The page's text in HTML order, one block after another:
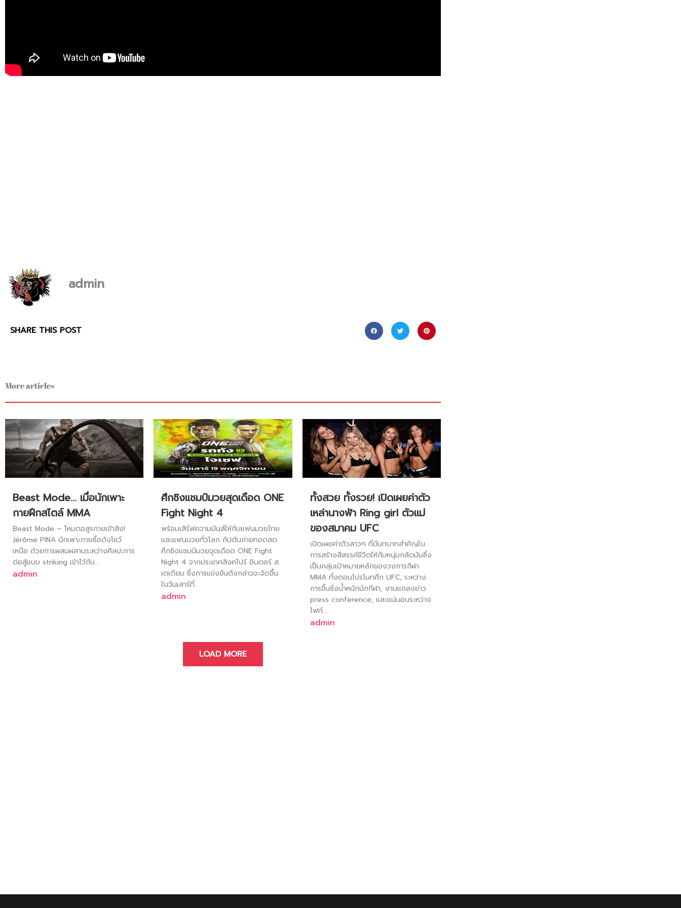
admin
SHARE THIS POST
More articles
Beast Mode… เมื่อนักเพาะ
กายฝึกสไตล์ MMA
Beast Mode – โหมดอสูรกายเข้าสิง!
Jérôme PINA นักเพาะกายชื่อดังโชว์
เหนือ ด้วยการผสมผสานระหว่างศิลปะการ
ต่อสู้แบบ striking เข้าไว้กับ...
admin
ศึกชิงแชมป์มวยสุดเดือด ONE
Fight Night 4
พร้อมเสิร์ฟความมันส์ให้กับแฟนมวยไทย
และแฟนมวยทั่วโลก กัปตันถ่ายทอดสด
ศึกชิงแชมป์มวยจุดเดือด ONE Fight
Night 4 จากประเทศสิงคโปร์ อินดอร์ ส
เตเดียม ซึ่งการแข่งขันดังกล่าวจะจัดขึ้น
ในวันเสาร์ที่...
admin
ทั้งสวย ทั้งรวย! เปิดเผยค่าตัว
เหล่านางฟ้า Ring girl ตัวแม่
ของสมาคม UFC
เปิดเผยค่าตัวสาวๆ ที่มีบทบาทสำคัญใน
การสร้างสีสรรค์ชีวิตให้กับหนุ่มกลัดมันซึ่ง
เป็นกลุ่มเป้าหมายหลักของวงการกีฬา
MMA ทั้งตอนโปรโมทศึก UFC, ระหว่าง
การขึ้นชั่งน้ำหนักนักกีฬา, งานแถลงข่าว
press conference, และแน่นอนระหว่าง
ไฟท์...
admin
LOAD MORE